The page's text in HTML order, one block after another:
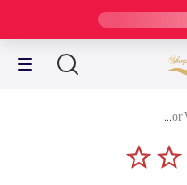
Gianfranco Ferre in The Mood For Love For Women EDP
star_borderstar_border